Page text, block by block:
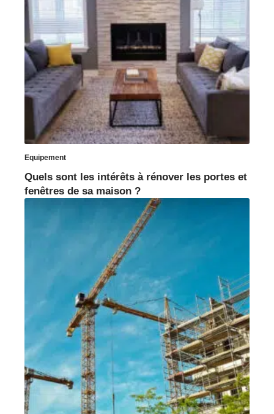
Equipement
Quels sont les intérêts à rénover les portes et
fenêtres de sa maison ?